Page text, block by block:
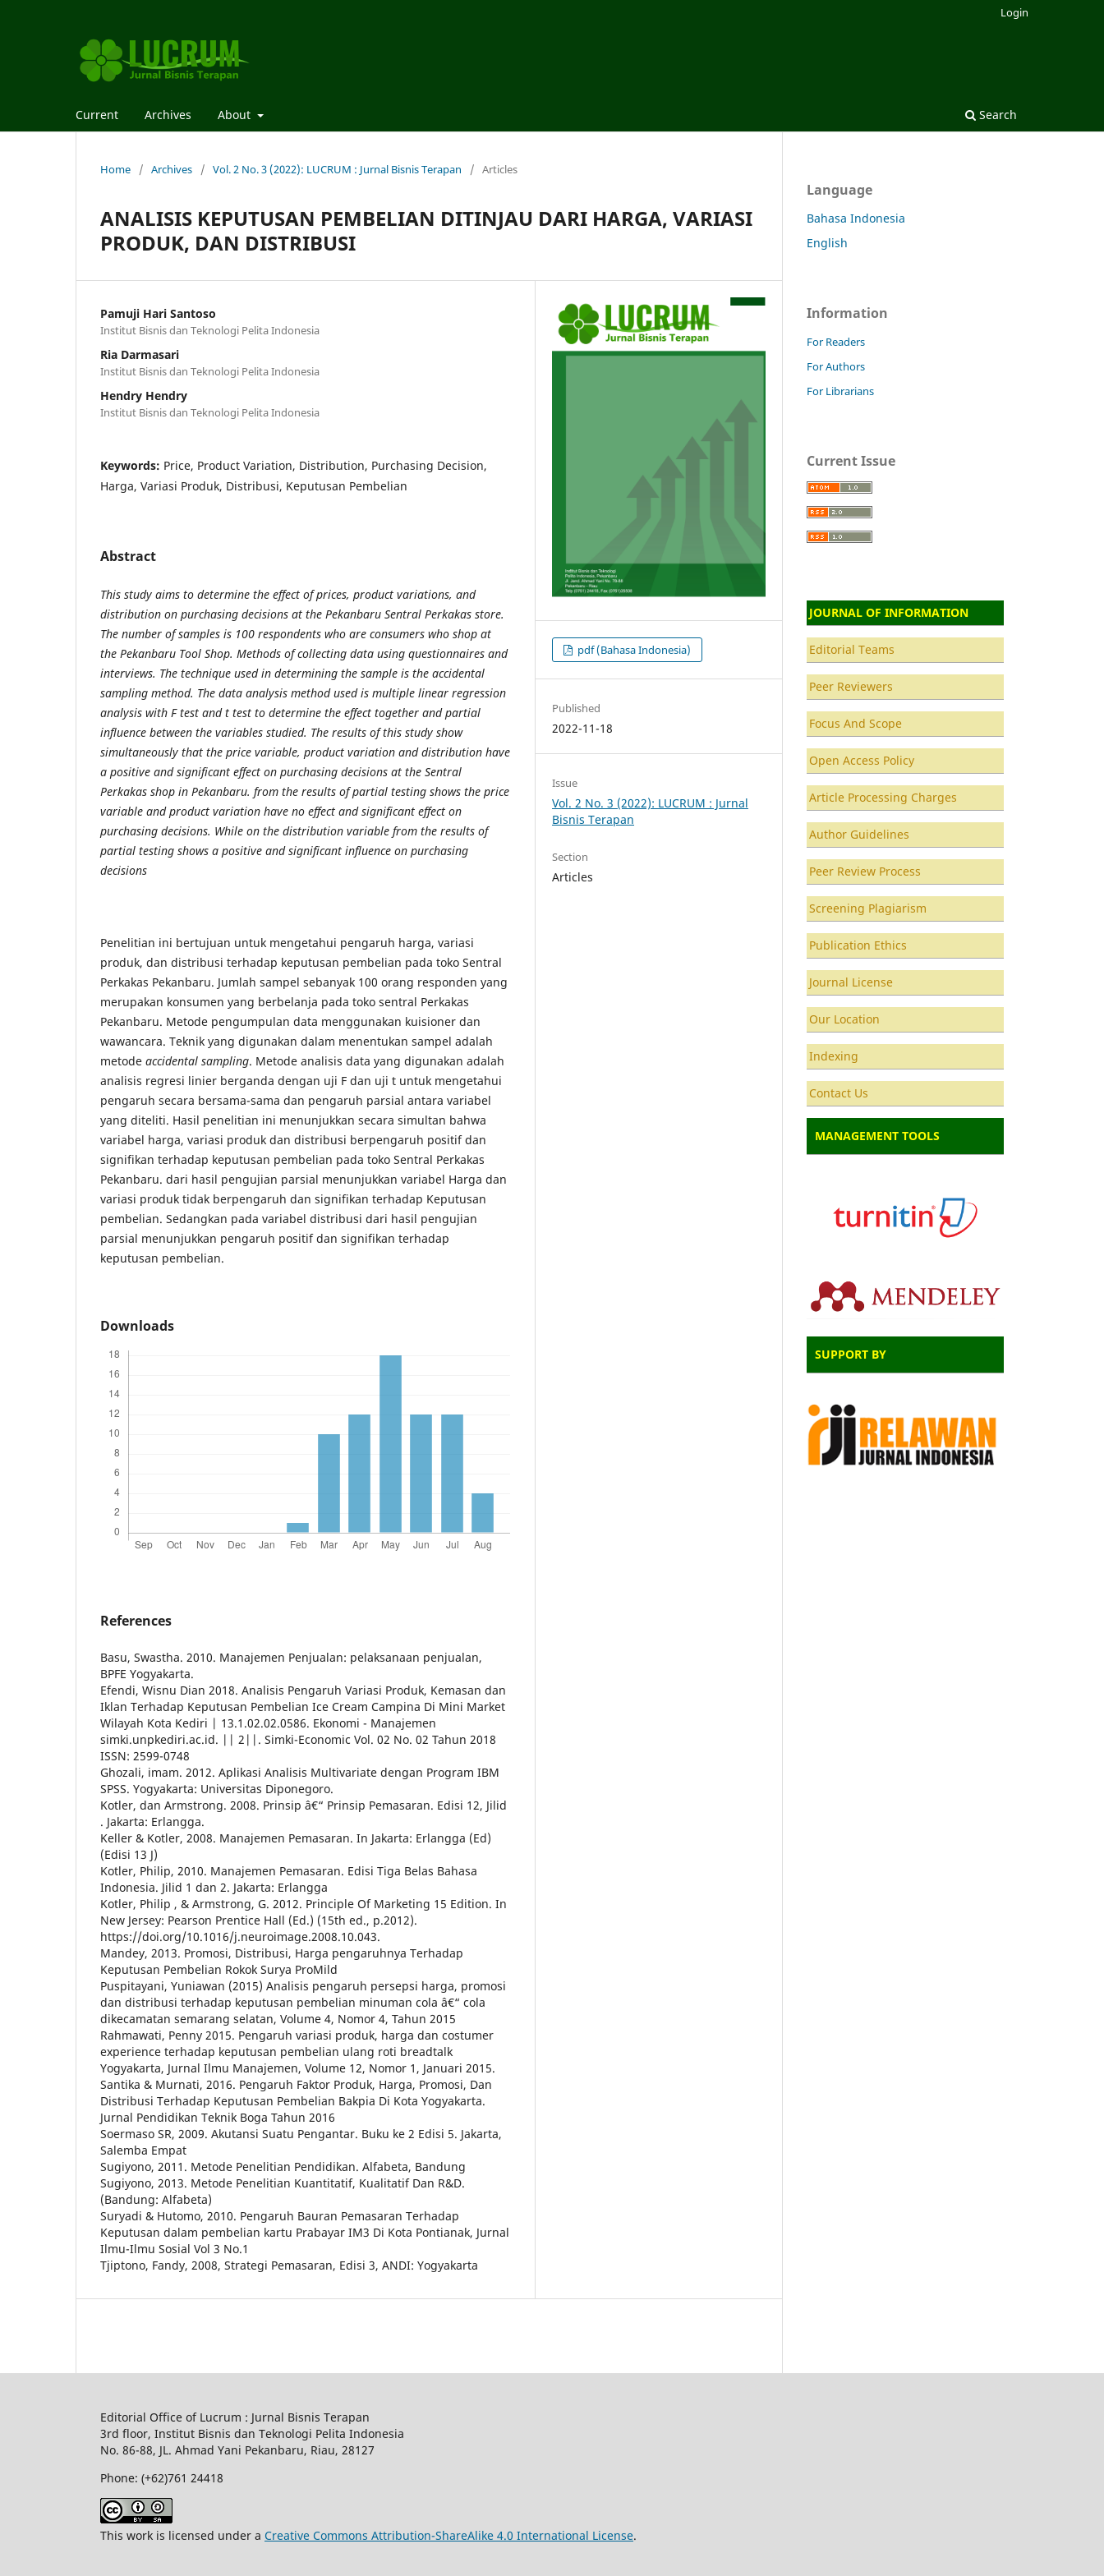
Current Archives About Search
Login
Home / Archives / Vol. 2 No. 3 (2022): LUCRUM : Jurnal Bisnis Terapan / Articles
ANALISIS KEPUTUSAN PEMBELIAN DITINJAU DARI HARGA, VARIASI
PRODUK, DAN DISTRIBUSI
Pamuji Hari Santoso
Institut Bisnis dan Teknologi Pelita Indonesia
Ria Darmasari
Institut Bisnis dan Teknologi Pelita Indonesia
Hendry Hendry
Institut Bisnis dan Teknologi Pelita Indonesia
Keywords: Price, Product Variation, Distribution, Purchasing Decision,
Harga, Variasi Produk, Distribusi, Keputusan Pembelian
Abstract
This study aims to determine the effect of prices, product variations, and
distribution on purchasing decisions at the Pekanbaru Sentral Perkakas store.
The number of samples is 100 respondents who are consumers who shop at
the Pekanbaru Tool Shop. Methods of collecting data using questionnaires and
interviews. The technique used in determining the sample is the accidental
sampling method. The data analysis method used is multiple linear regression
analysis with F test and t test to determine the effect together and partial
influence between the variables studied. The results of this study show
simultaneously that the price variable, product variation and distribution have
a positive and significant effect on purchasing decisions at the Sentral
Perkakas shop in Pekanbaru. from the results of partial testing shows the price
variable and product variation have no effect and significant effect on
purchasing decisions. While on the distribution variable from the results of
partial testing shows a positive and significant influence on purchasing
decisions
Penelitian ini bertujuan untuk mengetahui pengaruh harga, variasi
produk, dan distribusi terhadap keputusan pembelian pada toko Sentral
Perkakas Pekanbaru. Jumlah sampel sebanyak 100 orang responden yang
merupakan konsumen yang berbelanja pada toko sentral Perkakas
Pekanbaru. Metode pengumpulan data menggunakan kuisioner dan
wawancara. Teknik yang digunakan dalam menentukan sampel adalah
metode accidental sampling. Metode analisis data yang digunakan adalah
analisis regresi linier berganda dengan uji F dan uji t untuk mengetahui
pengaruh secara bersama-sama dan pengaruh parsial antara variabel
yang diteliti. Hasil penelitian ini menunjukkan secara simultan bahwa
variabel harga, variasi produk dan distribusi berpengaruh positif dan
signifikan terhadap keputusan pembelian pada toko Sentral Perkakas
Pekanbaru. dari hasil pengujian parsial menunjukkan variabel Harga dan
variasi produk tidak berpengaruh dan signifikan terhadap Keputusan
pembelian. Sedangkan pada variabel distribusi dari hasil pengujian
parsial menunjukkan pengaruh positif dan signifikan terhadap
keputusan pembelian.
Downloads
References
Basu, Swastha. 2010. Manajemen Penjualan: pelaksanaan penjualan,
BPFE Yogyakarta.
Efendi, Wisnu Dian 2018. Analisis Pengaruh Variasi Produk, Kemasan dan
Iklan Terhadap Keputusan Pembelian Ice Cream Campina Di Mini Market
Wilayah Kota Kediri | 13.1.02.02.0586. Ekonomi - Manajemen
simki.unpkediri.ac.id. || 2||. Simki-Economic Vol. 02 No. 02 Tahun 2018
ISSN: 2599-0748
Ghozali, imam. 2012. Aplikasi Analisis Multivariate dengan Program IBM
SPSS. Yogyakarta: Universitas Diponegoro.
Kotler, dan Armstrong. 2008. Prinsip â€“ Prinsip Pemasaran. Edisi 12, Jilid
. Jakarta: Erlangga.
Keller & Kotler, 2008. Manajemen Pemasaran. In Jakarta: Erlangga (Ed)
(Edisi 13 J)
Kotler, Philip, 2010. Manajemen Pemasaran. Edisi Tiga Belas Bahasa
Indonesia. Jilid 1 dan 2. Jakarta: Erlangga
Kotler, Philip , & Armstrong, G. 2012. Principle Of Marketing 15 Edition. In
New Jersey: Pearson Prentice Hall (Ed.) (15th ed., p.2012).
https://doi.org/10.1016/j.neuroimage.2008.10.043.
Mandey, 2013. Promosi, Distribusi, Harga pengaruhnya Terhadap
Keputusan Pembelian Rokok Surya ProMild
Puspitayani, Yuniawan (2015) Analisis pengaruh persepsi harga, promosi
dan distribusi terhadap keputusan pembelian minuman cola â€“ cola
dikecamatan semarang selatan, Volume 4, Nomor 4, Tahun 2015
Rahmawati, Penny 2015. Pengaruh variasi produk, harga dan costumer
experience terhadap keputusan pembelian ulang roti breadtalk
Yogyakarta, Jurnal Ilmu Manajemen, Volume 12, Nomor 1, Januari 2015.
Santika & Murnati, 2016. Pengaruh Faktor Produk, Harga, Promosi, Dan
Distribusi Terhadap Keputusan Pembelian Bakpia Di Kota Yogyakarta.
Jurnal Pendidikan Teknik Boga Tahun 2016
Soermaso SR, 2009. Akutansi Suatu Pengantar. Buku ke 2 Edisi 5. Jakarta,
Salemba Empat
Sugiyono, 2011. Metode Penelitian Pendidikan. Alfabeta, Bandung
Sugiyono, 2013. Metode Penelitian Kuantitatif, Kualitatif Dan R&D.
(Bandung: Alfabeta)
Suryadi & Hutomo, 2010. Pengaruh Bauran Pemasaran Terhadap
Keputusan dalam pembelian kartu Prabayar IM3 Di Kota Pontianak, Jurnal
Ilmu-Ilmu Sosial Vol 3 No.1
Tjiptono, Fandy, 2008, Strategi Pemasaran, Edisi 3, ANDI: Yogyakarta
pdf (Bahasa Indonesia)
Published
2022-11-18
Issue
Vol. 2 No. 3 (2022): LUCRUM : Jurnal
Bisnis Terapan
Section
Articles
Language
Bahasa Indonesia
English
Information
For Readers
For Authors
For Librarians
Current Issue
JOURNAL OF INFORMATION
Editorial Teams
Peer Reviewers
Focus And Scope
Open Access Policy
Article Processing Charges
Author Guidelines
Peer Review Process
Screening Plagiarism
Publication Ethics
Journal License
Our Location
Indexing
Contact Us
MANAGEMENT TOOLS
SUPPORT BY
Editorial Office of Lucrum : Jurnal Bisnis Terapan
3rd floor, Institut Bisnis dan Teknologi Pelita Indonesia
No. 86-88, JL. Ahmad Yani Pekanbaru, Riau, 28127
Phone: (+62)761 24418
This work is licensed under a Creative Commons Attribution-ShareAlike 4.0 International License.